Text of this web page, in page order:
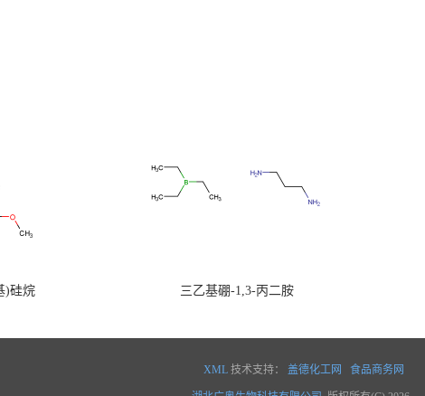
)硅烷 三乙基硼-1,3-丙二胺
XML 技术支持： 盖德化工网 食品商务网